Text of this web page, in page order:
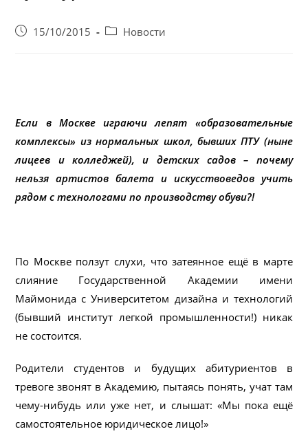
Запись15/10/2015
PostНовости
Если в Москве играючи лепят «образовательные
комплексы» из нормальных школ, бывших ПТУ (ныне
лицеев и колледжей), и детских садов – почему
нельзя артистов балета и искусствоведов учить
рядом с технологами по производству обуви?!
По Москве ползут слухи, что затеянное ещё в марте
слияние Государственной Академии имени
Маймонида с Университетом дизайна и технологий
(бывший институт легкой промышленности!) никак
не состоится.
Родители студентов и будущих абитуриентов в
тревоге звонят в Академию, пытаясь понять, учат там
чему-нибудь или уже нет, и слышат: «Мы пока ещё
самостоятельное юридическое лицо!»